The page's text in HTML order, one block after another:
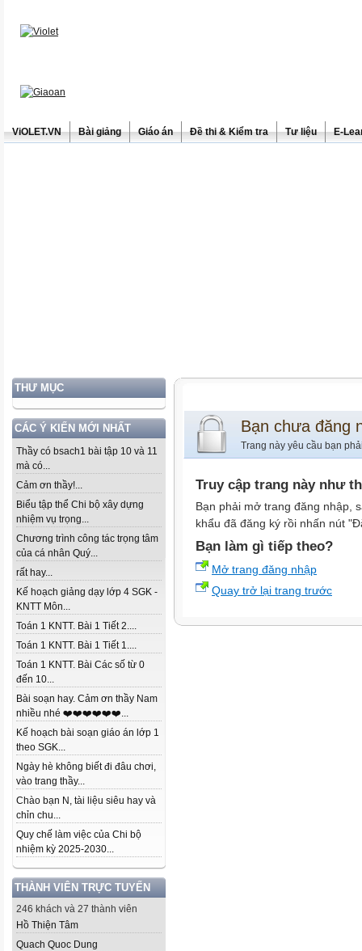
ViOLET.VN Bài giảng Giáo án Đề thi & Kiểm tra Tư liệu E-
THƯ MỤC
CÁC Ý KIẾN MỚI NHẤT
Thầy có bsach1 bài tập 10 và 11
mà có...
Cảm ơn thầy!...
Biểu tập thể Chi bộ xây dựng
nhiệm vụ trọng...
Chương trình công tác trọng tâm
của cá nhân Quý...
rất hay...
Kế hoạch giảng dạy lớp 4 SGK -
KNTT Môn...
Toán 1 KNTT. Bài 1 Tiết 2....
Toán 1 KNTT. Bài 1 Tiết 1....
Toán 1 KNTT. Bài Các số từ 0
đến 10...
Bài soạn hay. Cảm ơn thầy Nam
nhiều nhé ❤️❤️❤️❤️❤️❤️...
Kế hoạch bài soạn giáo án lớp 1
theo SGK...
Ngày hè không biết đi đâu chơi,
vào trang thầy...
Chào bạn N, tài liệu siêu hay và
chỉn chu...
Quy chế làm việc của Chi bộ
nhiệm kỳ 2025-2030...
THÀNH VIÊN TRỰC TUYẾN
246 khách và 27 thành viên
Hồ Thiện Tâm
Quach Quoc Dung
Bạn chưa đăng
Trang này yêu cầu bạn
Truy cập trang này như
Bạn phải mở trang đăng nhập,
khẩu đã đăng ký rồi nhấn nút
Bạn làm gì tiếp theo?
Mở trang đăng nhập
Quay trở lại trang trước